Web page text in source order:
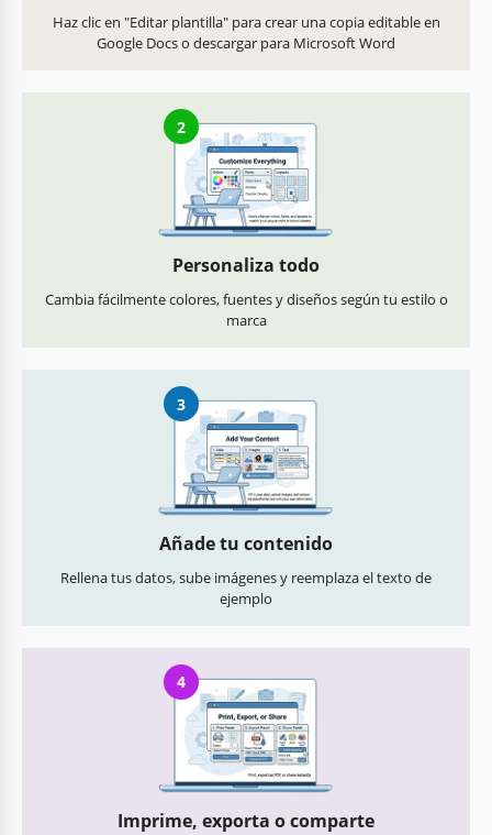
Haz clic en "Editar plantilla" para crear una copia editable en
Google Docs o descargar para Microsoft Word
2
Personaliza todo
Cambia fácilmente colores, fuentes y diseños según tu estilo o
marca
3
Añade tu contenido
Rellena tus datos, sube imágenes y reemplaza el texto de
ejemplo
4
Imprime, exporta o comparte